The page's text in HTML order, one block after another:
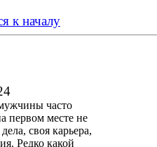
к началу
часто
первом месте не
своя карьера,
Редко какой